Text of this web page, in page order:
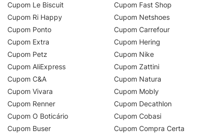
Cupom Le Biscuit
Cupom Ri Happy
Cupom Ponto
Cupom Extra
Cupom Petz
Cupom AliExpress
Cupom C&A
Cupom Vivara
Cupom Renner
Cupom O Boticário
Cupom Buser
Cupom Fast Shop
Cupom Netshoes
Cupom Carrefour
Cupom Hering
Cupom Nike
Cupom Zattini
Cupom Natura
Cupom Mobly
Cupom Decathlon
Cupom Cobasi
Cupom Compra Certa